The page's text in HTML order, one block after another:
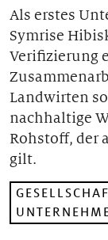
Als erstes
Symrise
Verifizierung
Landwirten
nachhaltige
Rohstoff, der
gilt.